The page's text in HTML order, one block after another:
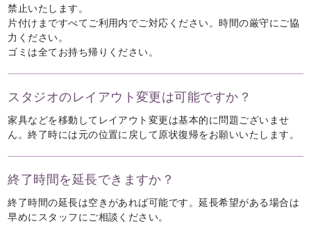
禁止いたします。
片付けまですべてご利用内でご対応ください。時間の厳守にご協
力ください。
ゴミは全てお持ち帰りください。
スタジオのレイアウト変更は可能ですか？
家具などを移動してレイアウト変更は基本的に問題ございませ
ん。終了時には元の位置に戻して原状復帰をお願いいたします。
終了時間を延長できますか？
終了時間の延長は空きがあれば可能です。延長希望がある場合は
早めにスタッフにご相談ください。